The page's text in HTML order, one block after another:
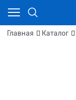
Главная Каталог